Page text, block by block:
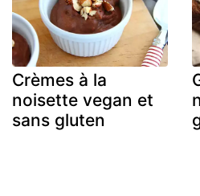
Crèmes à la
noisette vegan et
sans gluten